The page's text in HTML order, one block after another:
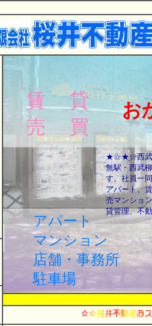
アパート
マンション
店舗・事務所
駐車場
★☆★☆西武新
無駅・西武
す。社員一
アパート、
売マンショ
貸管理、不
賃 貸
売 買
お